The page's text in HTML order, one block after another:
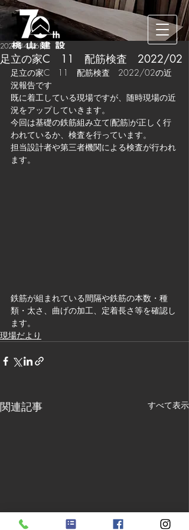
足立の家C 11 配筋検査 2022/02
2022年4月6日
足立の家C　11　配筋検査　2022/02の近
況報告です
既に着工している現場ですが、随時現場の近
況をアップしていきます。
今回は基礎の鉄筋組み立て(配筋)が正しく行
われているか、検査を行っています。
担当設計者や第三者機関による検査が行われ
ます。
鉄筋が組まれている間隔や鉄筋の本数・種
類・太さ、曲げの加工、定着長さ等を確認し
ます。
現場だより
関連記事 すべて表示